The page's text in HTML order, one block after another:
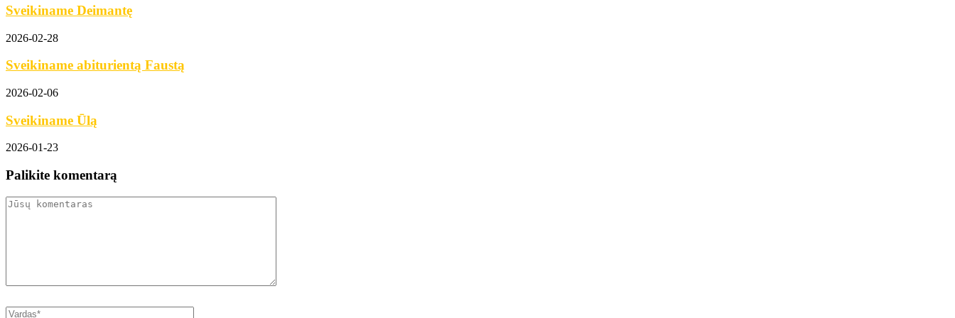
Sveikiname Deimantę
2026-02-28
Sveikiname abiturientą Faustą
2026-02-06
Sveikiname Ūlą
2026-01-23
Palikite komentarą